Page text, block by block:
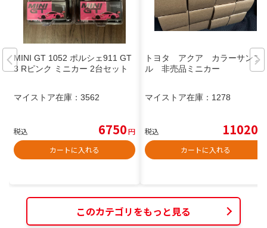
MINI GT 1052 ポルシェ911 GT
3 Rピンク ミニカー 2台セット
マイストア在庫： 3562
税込 6750円
カートに入れる
トヨタ アクア カラーサンプ
ル 非売品ミニカー
マイストア在庫： 1278
税込 11020
カートに入れる
このカテゴリをもっと見る